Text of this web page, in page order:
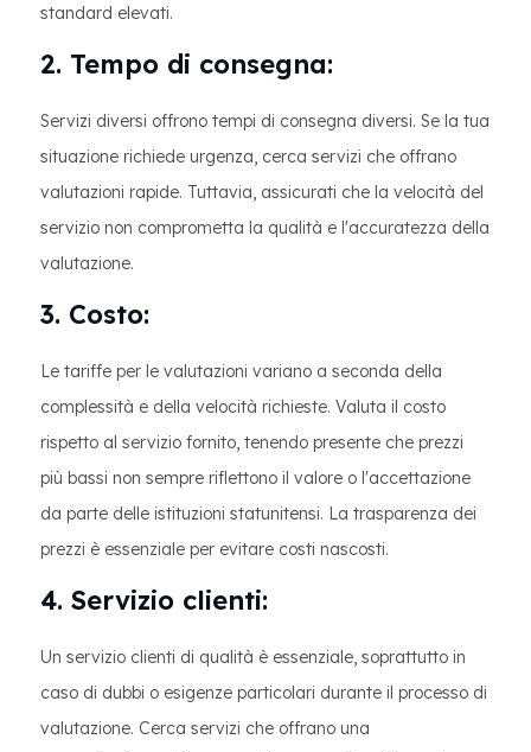
standard elevati.
2. Tempo di consegna:
Servizi diversi offrono tempi di consegna diversi. Se la tua
situazione richiede urgenza, cerca servizi che offrano
valutazioni rapide. Tuttavia, assicurati che la velocità del
servizio non comprometta la qualità e l'accuratezza della
valutazione.
3. Costo:
Le tariffe per le valutazioni variano a seconda della
complessità e della velocità richieste. Valuta il costo
rispetto al servizio fornito, tenendo presente che prezzi
più bassi non sempre riflettono il valore o l'accettazione
da parte delle istituzioni statunitensi. La trasparenza dei
prezzi è essenziale per evitare costi nascosti.
4. Servizio clienti:
Un servizio clienti di qualità è essenziale, soprattutto in
caso di dubbi o esigenze particolari durante il processo di
valutazione. Cerca servizi che offrano una